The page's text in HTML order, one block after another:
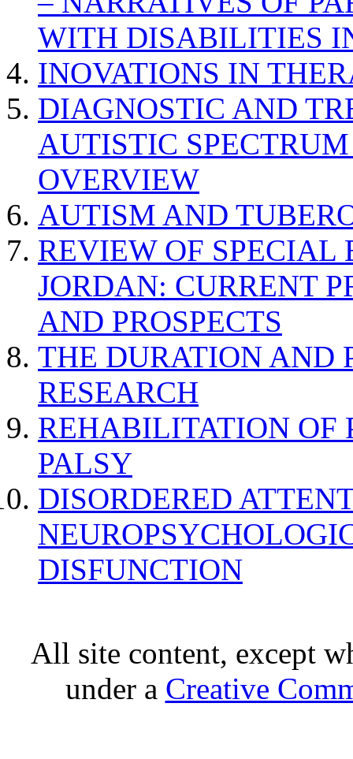
WITH DISABILITIES
INOVATIONS IN
DIAGNOSTIC AND
AUTISTIC
OVERVIEW
AUTISM AND
REVIEW OF SPECIAL
JORDAN: CURRENT
AND PROSPECTS
THE DURATION AND
RESEARCH
REHABILITATION OF
PALSY
DISORDERED
DISFUNCTION
All site content, except
under a Creative